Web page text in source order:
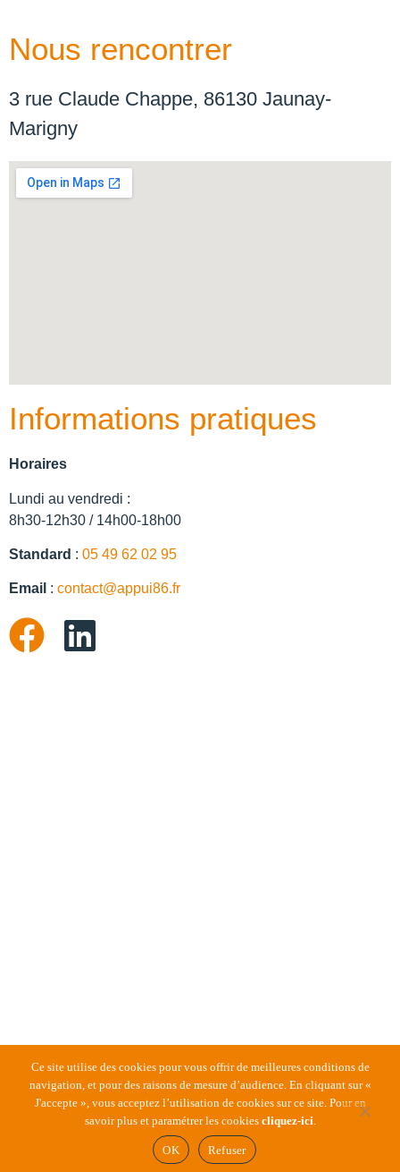
Nous rencontrer
3 rue Claude Chappe, 86130 Jaunay-
Marigny
Informations pratiques
Horaires
Lundi au vendredi :
8h30-12h30 / 14h00-18h00
Standard : 05 49 62 02 95
Email : contact@appui86.fr
Plan du site–Mentions légales et Politique de
confidentialité
Contactez-nous
Ce site utilise des cookies pour vous offrir de meilleures conditions de
navigation, et pour des raisons de mesure d’audience. En cliquant sur «
J'accepte », vous acceptez l’utilisation de cookies sur ce site. Pour en
savoir plus et paramétrer les cookies cliquez-ici.
OK Refuser